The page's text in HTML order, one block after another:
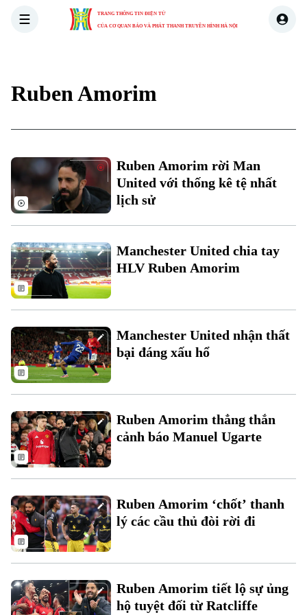
TRANG THÔNG TIN ĐIỆN TỬ
CỦA CƠ QUAN BÁO VÀ PHÁT THANH TRUYỀN HÌNH HÀ NỘI
Xu hướng
Chuyên mục
Ruben Amorim
Ruben Amorim rời Man
United với thống kê tệ nhất
lịch sử
Manchester United chia tay
HLV Ruben Amorim
Manchester United nhận thất
bại đáng xấu hổ
Ruben Amorim thẳng thắn
cảnh báo Manuel Ugarte
Ruben Amorim ‘chốt’ thanh
lý các cầu thủ đòi rời đi
Ruben Amorim tiết lộ sự ủng
hộ tuyệt đối từ Ratcliffe